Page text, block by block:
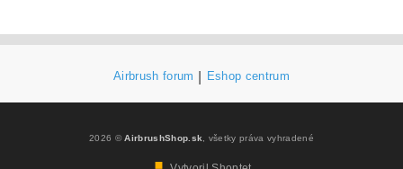
Airbrush forum Eshop centrum
2026 ©AirbrushShop.sk , všetky práva vyhradené